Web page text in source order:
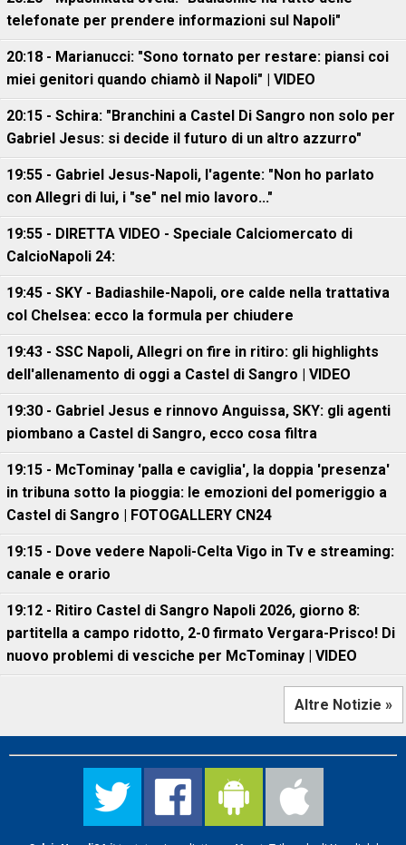
telefonate per prendere informazioni sul Napoli"
20:18 - Marianucci: "Sono tornato per restare: piansi coi
miei genitori quando chiamò il Napoli" | VIDEO
20:15 - Schira: "Branchini a Castel Di Sangro non solo per
Gabriel Jesus: si decide il futuro di un altro azzurro"
19:55 - Gabriel Jesus-Napoli, l'agente: "Non ho parlato
con Allegri di lui, i "se" nel mio lavoro..."
19:55 - DIRETTA VIDEO - Speciale Calciomercato di
CalcioNapoli 24:
19:45 - SKY - Badiashile-Napoli, ore calde nella trattativa
col Chelsea: ecco la formula per chiudere
19:43 - SSC Napoli, Allegri on fire in ritiro: gli highlights
dell'allenamento di oggi a Castel di Sangro | VIDEO
19:30 - Gabriel Jesus e rinnovo Anguissa, SKY: gli agenti
piombano a Castel di Sangro, ecco cosa filtra
19:15 - McTominay 'palla e caviglia', la doppia 'presenza'
in tribuna sotto la pioggia: le emozioni del pomeriggio a
Castel di Sangro | FOTOGALLERY CN24
19:15 - Dove vedere Napoli-Celta Vigo in Tv e streaming:
canale e orario
19:12 - Ritiro Castel di Sangro Napoli 2026, giorno 8:
partitella a campo ridotto, 2-0 firmato Vergara-Prisco! Di
nuovo problemi di vesciche per McTominay | VIDEO
Altre Notizie »